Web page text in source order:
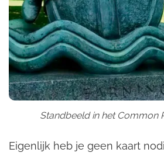
Standbeeld in het Common
Eigenlijk heb je geen kaart